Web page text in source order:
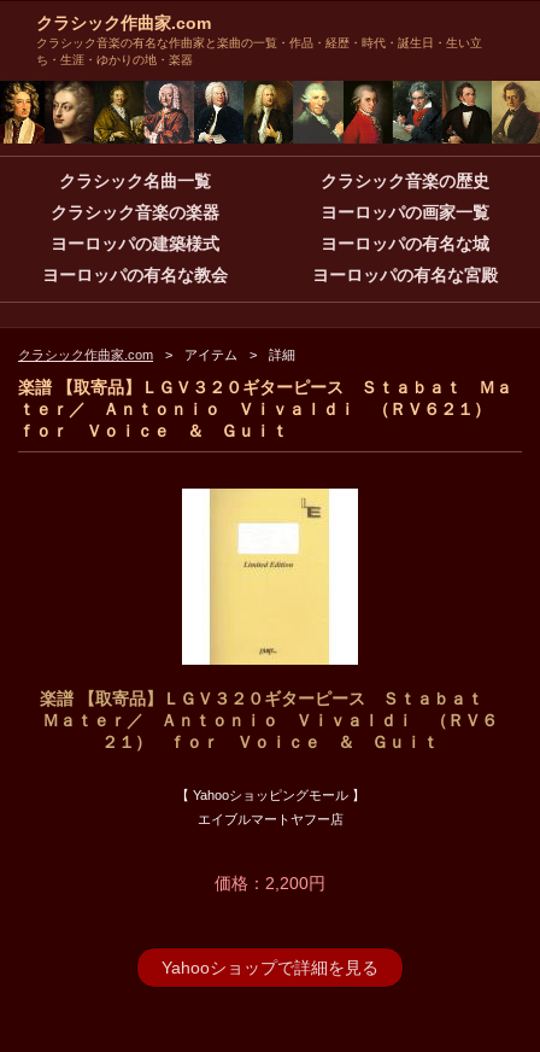
クラシック作曲家.com
クラシック音楽の有名な作曲家と楽曲の一覧・作品・経歴・時代・誕生日・生い立
ち・生涯・ゆかりの地・楽器
クラシック名曲一覧
クラシック音楽の歴史
クラシック音楽の楽器
ヨーロッパの画家一覧
ヨーロッパの建築様式
ヨーロッパの有名な城
ヨーロッパの有名な教会
ヨーロッパの有名な宮殿
クラシック作曲家.com アイテム 詳細
楽譜 【取寄品】ＬＧＶ３２０ギターピース Ｓｔａｂａｔ Ｍａ
ｔｅｒ／ Ａｎｔｏｎｉｏ Ｖｉｖａｌｄｉ （ＲＶ６２１）
ｆｏｒ Ｖｏｉｃｅ ＆ Ｇｕｉｔ
楽譜 【取寄品】ＬＧＶ３２０ギターピース Ｓｔａｂａｔ
Ｍａｔｅｒ／ Ａｎｔｏｎｉｏ Ｖｉｖａｌｄｉ （ＲＶ６
２１） ｆｏｒ Ｖｏｉｃｅ ＆ Ｇｕｉｔ
【 Yahooショッピングモール 】
エイブルマートヤフー店
価格：2,200円
Yahooショップで詳細を見る